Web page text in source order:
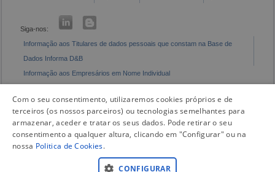
Siga-nos:
Informação aos Titulares de dados pessoais que constam na Base de
Dados Informa D&B
Informação aos Empresários em Nome Individual
Com o seu consentimento, utilizaremos cookies próprios e de
terceiros (os nossos parceiros) ou tecnologias semelhantes para
armazenar, aceder e tratar os seus dados. Pode retirar o seu
consentimento a qualquer altura, clicando em "Configurar" ou na
nossa Politica de Cookies.
CONFIGURAR